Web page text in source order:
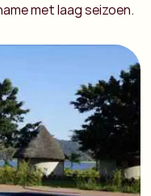
met laag seizoen.